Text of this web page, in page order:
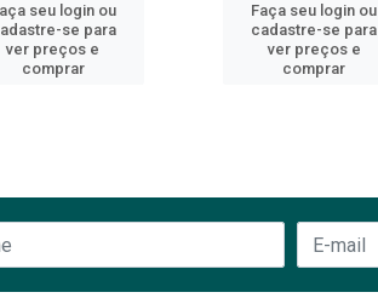
seu login ou
se para
ver preços e
comprar
Faça seu login ou
cadastre-se para
ver preços e
comprar